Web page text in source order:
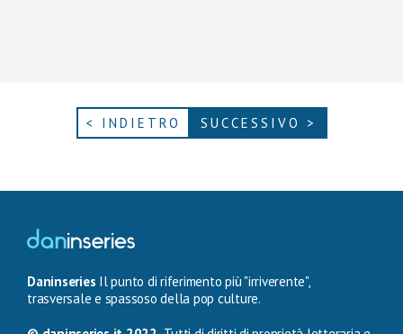
< INDIETRO SUCCESSIVO >
Daninseries Il punto di riferimento più "irriverente",
trasversale e spassoso della pop culture.